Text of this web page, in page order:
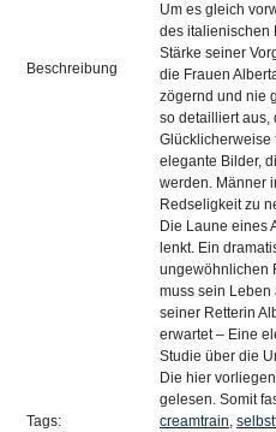
Beschreibung
Um es gleich
des italienischen
Stärke seiner
die Frauen
zögernd und nie
so detailliert aus,
Glücklicherweise
elegante Bilder,
werden. Männer
Redseligkeit zu
Die Laune eines
lenkt. Ein
ungewöhnlichen
muss sein Leben
seiner Retterin
erwartet – Eine
Studie über die
Die hier
gelesen. Somit
Tags:
creamtrain,